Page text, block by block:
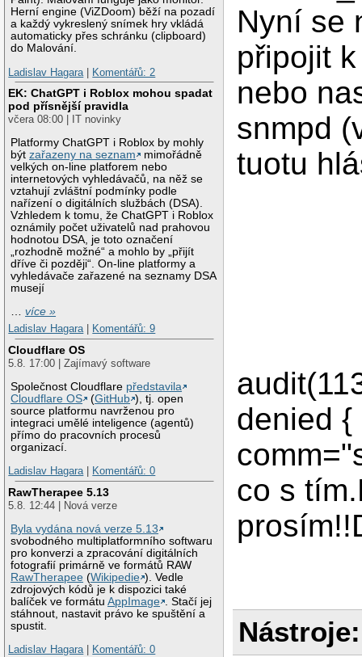
Herní engine (ViZDoom) běží na pozadí
a každý vykreslený snímek hry vkládá
automaticky přes schránku (clipboard)
do Malování.
Ladislav Hagara
Komentářů: 2
EK: ChatGPT i Roblox mohou spadat
pod přísnější pravidla
včera 08:00 | IT novinky
Platformy ChatGPT i Roblox by mohly
býtzařazeny na seznam
mimořádně
velkých on-line platforem nebo
internetových vyhledávačů, na něž se
vztahují zvláštní podmínky podle
nařízení o digitálních službách (DSA).
Vzhledem k tomu, že ChatGPT i Roblox
oznámily počet uživatelů nad prahovou
hodnotou DSA, je toto označení
„rozhodně možné“ a mohlo by „přijít
dříve či později“. On-line platformy a
vyhledávače zařazené na seznamy DSA
musejí
…více »
Ladislav Hagara| Komentářů: 9
Cloudflare OS
5.8. 17:00 | Zajímavý software
Společnost Cloudflare představila
Cloudflare OS
(GitHub ), tj. open
source platformu navrženou pro
integraci umělé inteligence (agentů)
přímo do pracovních procesů
organizací.
Ladislav Hagara| Komentářů: 0
RawTherapee 5.13
5.8. 12:44 | Nová verze
Byla vydána nová verze 5.13
svobodného multiplatformního softwaru
pro konverzi a zpracování digitálních
fotografií primárně ve formátů RAW
RawTherapee (Wikipedie ). Vedle
zdrojových kódů je k dispozici také
balíček ve formátuAppImage
. Stačí jej
stáhnout, nastavit právo ke spuštění a
spustit.
Ladislav Hagara| Komentářů: 0
Nyní se
připojit
nebo
snmpd
tuotu
denied {
co s
Nástroje: